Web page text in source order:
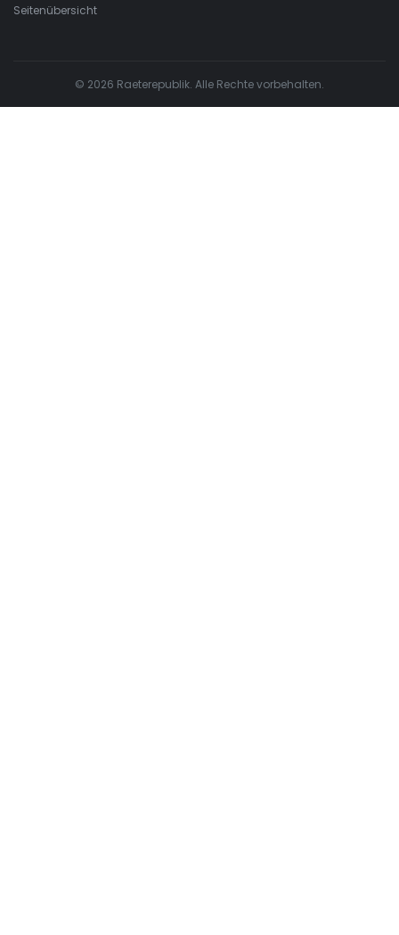
Seitenübersicht
© 2026 Raeterepublik. Alle Rechte vorbehalten.